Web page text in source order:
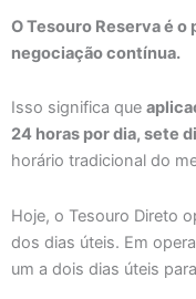
O Tesouro Reserva é
negociação contínua.
Isso significa que
24 horas por dia, sete
horário tradicional do
Hoje, o Tesouro Direto
dos dias úteis. Em
um a dois dias úteis